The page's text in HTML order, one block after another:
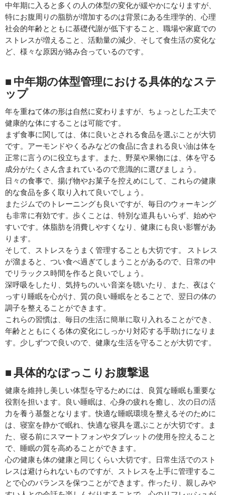
中年期に入ると多くの人の体型の変化が緩やかになりますが、
特にお腹周りの脂肪が増加するのは背景にある生理学的、心理
社会的年齢とともに基礎代謝が低下すること、職場や家庭での
ストレスが増えること、活動量の減少、そして食生活の変化な
ど、様々な原因が絡み合っているのです。
■ 中年期の体型管理における具体的なステ
ップ
年を重ねて体の形は自然に変わりますが、ちょっとした工夫で
健康的な体にすることは可能です。
まず食事に関しては、体に良いとされる食品を選ぶことが大切
です。アーモンドやくるみなどの食品に含まれる良い油は体を
正常に言うのに役立ちます。また、野菜や果物には、体を守る
成分がたくさん含まれているので意識的に選びましょう。
日々の食事で、揚げ物やお菓子を控えめにして、これらの健康
的な食品を多く取り入れて良いでしょう。
またジムでのトレーニングも良いですが、毎日のウォーキング
も非常に有効です。歩くことは、特別な道具もいらず、始めや
すいです。体脂肪を消費しやすくなり、健康にも良い影響があ
ります。
そして、ストレスをうまく管理することも大切です。 ストレス
が溜まると、つい食べ過ぎてしまうことがあるので、日常の中
でリラックス時間を作ると良いでしょう。
深呼吸をしたり、気持ちのいい音楽を聴いたり、また、夜はぐ
っすり睡眠を心がけ、質の良い睡眠をとることで、翌日の体の
調子を整えることができます。
これらの習慣は、毎日の生活に簡単に取り入れることができ、
年齢とともにくる体の変化にしっかり対応する手助けになりま
す。少しずつで良いので、健康な生活を守ることが大切です。
■ 具体的なぽっこりお腹撃退
健康を維持し美しい体型を守るためには、良質な睡眠も重要な
役割を担います。良い睡眠は、心身の疲れを癒し、次の日の活
力を養う基盤となります。快適な睡眠環境を整えるそのために
は、寝室を静かで眠れ、快適な寝具を選ぶことが大切です。ま
た、寝る前にスマートフォンやタブレットの使用を控えること
で、睡眠の質を高めることができます。
心の健康も体の健康と同じくらい大切です。日常生活でのスト
レスは避けられないものですが、ストレスを上手に管理するこ
とで心のバランスを保つことができます。作ったり、親しみや